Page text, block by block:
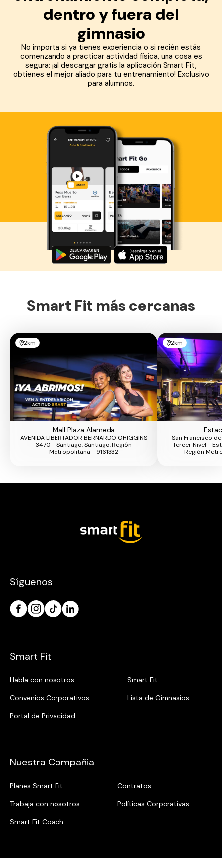
dentro y fuera del
gimnasio
No importa si ya tienes experiencia o si recién estás
comenzando a practicar actividad física, una cosa es
segura: ¡al descargar gratis la aplicación Smart Fit,
obtienes el mejor aliado para tu entrenamiento! Exclusivo
para alumnos.
Descarga ahora lo Smart Fit App
Smart Fit más cercanas
2km
Mall Plaza Alameda
AVENIDA LIBERTADOR BERNARDO OHIGGINS
3470 - Santiago, Santiago, Región
Metropolitana - 9161332
2km
San Francisco
Tercer Nivel -
Región
Síguenos
Smart Fit
Habla con nosotros
Smart Fit
Convenios Corporativos
Lista de Gimnasios
Portal de Privacidad
Nuestra Compañia
Planes Smart Fit
Contratos
Trabaja con nosotros
Políticas Corporativas
Smart Fit Coach